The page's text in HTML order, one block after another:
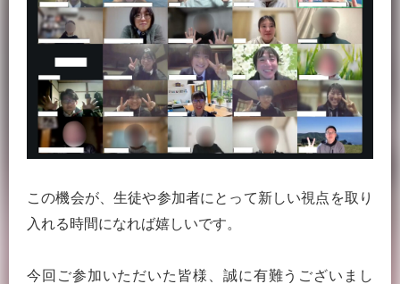
この機会が、生徒や参加者にとって新しい視点を取り
入れる時間になれば嬉しいです。
今回ご参加いただいた皆様、誠に有難うございまし